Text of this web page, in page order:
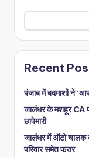
Recent
पंजाब में बदमाशों ने
जालंधर के मशहूर CA
छापेमारी
जालंधर में ऑटो चालक
परिवार समेत फरार